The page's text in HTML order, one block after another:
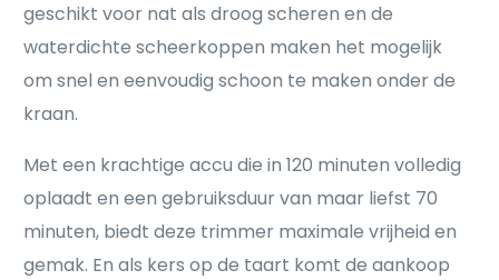
geschikt voor nat als droog scheren en de
waterdichte scheerkoppen maken het mogelijk
om snel en eenvoudig schoon te maken onder de
kraan.
Met een krachtige accu die in 120 minuten volledig
oplaadt en een gebruiksduur van maar liefst 70
minuten, biedt deze trimmer maximale vrijheid en
gemak. En als kers op de taart komt de aankoop